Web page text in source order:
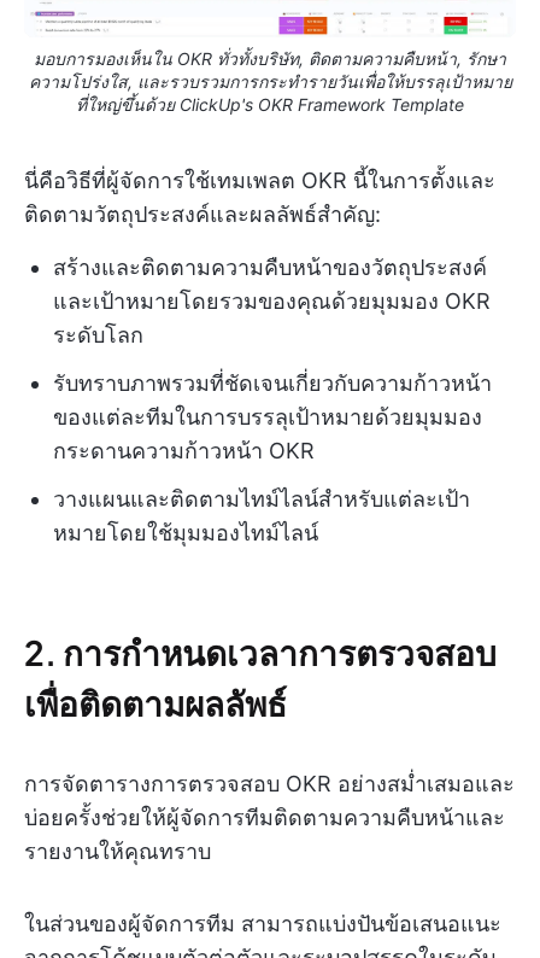
มอบการมองเห็นใน OKR ทั่วทั้งบริษัท, ติดตามความคืบหน้า, รักษา
ความโปร่งใส, และรวบรวมการกระทำรายวันเพื่อให้บรรลุเป้าหมาย
ที่ใหญ่ขึ้นด้วย ClickUp's OKR Framework Template
นี่คือวิธีที่ผู้จัดการใช้เทมเพลต OKR นี้ในการตั้งและ
ติดตามวัตถุประสงค์และผลลัพธ์สำคัญ:
สร้างและติดตามความคืบหน้าของวัตถุประสงค์
และเป้าหมายโดยรวมของคุณด้วยมุมมอง OKR
ระดับโลก
รับทราบภาพรวมที่ชัดเจนเกี่ยวกับความก้าวหน้า
ของแต่ละทีมในการบรรลุเป้าหมายด้วยมุมมอง
กระดานความก้าวหน้า OKR
วางแผนและติดตามไทม์ไลน์สำหรับแต่ละเป้า
หมายโดยใช้มุมมองไทม์ไลน์
2. การกำหนดเวลาการตรวจสอบ
เพื่อติดตามผลลัพธ์
การจัดตารางการตรวจสอบ OKR อย่างสม่ำเสมอและ
บ่อยครั้งช่วยให้ผู้จัดการทีมติดตามความคืบหน้าและ
รายงานให้คุณทราบ
ในส่วนของผู้จัดการทีม สามารถแบ่งปันข้อเสนอแนะ